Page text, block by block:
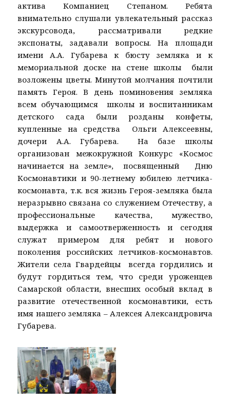
актива Компаниец Степаном. Ребята
внимательно слушали увлекательный рассказ
экскурсовода, рассматривали редкие
экспонаты, задавали вопросы. На площади
имени А.А. Губарева к бюсту земляка и к
мемориальной доске на стене школы были
возложены цветы. Минутой молчания почтили
память Героя. В день поминовения земляка
всем обучающимся школы и воспитанникам
детского сада были розданы конфеты,
купленные на средства Ольги Алексеевны,
дочери А.А. Губарева. На базе школы
организован межокружной Конкурс «Космос
начинается на земле», посвященный Дню
Космонавтики и 90-летнему юбилею летчика-
космонавта, т.к. вся жизнь Героя-земляка была
неразрывно связана со служением Отечеству, а
профессиональные качества, мужество,
выдержка и самоотверженность и сегодня
служат примером для ребят и нового
поколения российских летчиков-космонавтов.
Жители села Гвардейцы всегда гордились и
будут гордиться тем, что среди уроженцев
Самарской области, внесших особый вклад в
развитие отечественной космонавтики, есть
имя нашего земляка – Алексея Александровича
Губарева.